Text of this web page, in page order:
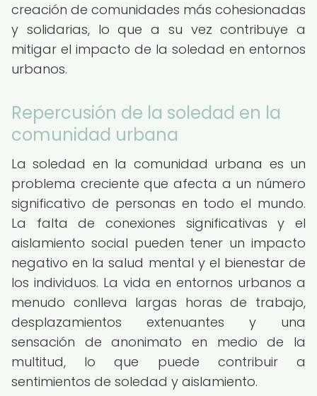
creación de comunidades más cohesionadas
y solidarias, lo que a su vez contribuye a
mitigar el impacto de la soledad en entornos
urbanos.
Repercusión de la soledad en la
comunidad urbana
La soledad en la comunidad urbana es un
problema creciente que afecta a un número
significativo de personas en todo el mundo.
La falta de conexiones significativas y el
aislamiento social pueden tener un impacto
negativo en la salud mental y el bienestar de
los individuos. La vida en entornos urbanos a
menudo conlleva largas horas de trabajo,
desplazamientos extenuantes y una
sensación de anonimato en medio de la
multitud, lo que puede contribuir a
sentimientos de soledad y aislamiento.